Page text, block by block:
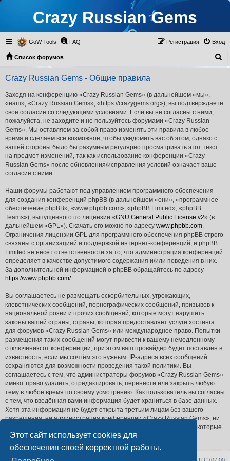
Этот сайт использует cookies для
обеспечения своей корректной работы.
Crazy Russian Gems
GoW Tools FAQ Вход
Регистрация
Список форумов
о
Crazy Russian Gems - Общие правила
Заходя на конференцию «Crazy Russian Gems» (в дальнейшем «мы»,
«наш», «Crazy Russian Gems», «https://crazygems.org»), вы подтверждаете
своё согласие со следующими условиями. Если вы не согласны с ними,
пожалуйста, не заходите и не пользуйтесь форумами «Crazy Russian
Gems». Мы оставляем за собой право изменять эти правила в любое
время и сделаем всё возможное, чтобы уведомить вас об этом, однако с
вашей стороны было бы разумным регулярно просматривать этот текст
на предмет изменений, так как использование конференции «Crazy
Russian Gems» после обновления/исправления условий означает ваше
согласие с ними.
Наши форумы работают под управлением программного обеспечения
для создания конференций phpBB (в дальнейшем «они», «программное
обеспечение phpBB», «www.phpbb.com», «phpBB Limited», «phpBB
Teams»), выпущенного по лицензии «GNU General Public License v2» (в
дальнейшем «GPL»). Скачать его можно по адресу www.phpbb.com.
Ограничения лицензии GPL для программного обеспечения phpBB строго
связаны с организацией и поддержкой интернет-конференций, и phpBB
Limited не несёт ответственности за то, что администрация конференций
определяет в качестве допустимого содержания и/или поведения в них.
За дополнительной информацией о phpBB обращайтесь по адресу
https://www.phpbb.com/.
Вы соглашаетесь не размещать оскорбительных, угрожающих,
клеветнических сообщений, порнографических сообщений, призывов к
национальной розни и прочих сообщений, которые могут нарушить
законы вашей страны, страны, которая предоставляет услуги хостинга
для форумов «Crazy Russian Gems» или международное право. Попытки
размещения таких сообщений могут привести к вашему немедленному
отключению от конференции, при этом ваш провайдер будет поставлен в
известность, если мы сочтём это нужным. IP-адреса всех сообщений
сохраняются для возможности проведения такой политики. Вы
соглашаетесь с тем, что администраторы форумов «Crazy Russian Gems»
имеют право удалить, отредактировать, перенести или закрыть любую
тему в любое время по своему усмотрению. Как пользователь вы согласны
с тем, что введённая вами информация будет храниться в базе данных.
Хотя эта информация не будет открыта третьим лицам без вашего
разрешения, ни администрация конференции «Crazy Russian Gems», ни
phpBB Limited не может быть ответственна за действия хакеров, которые
могут привести к несанкционированному доступу к ней.